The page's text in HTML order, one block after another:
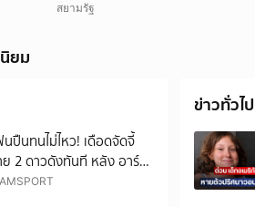
สยามรัฐ
ยม
นปืนทนไม่ไหว! เดือดจัดจี้
ย 2 ดาวดังทันที หลัง อาร์
น่อล พลิกล็อกพ่าย เรอัล เบ
ข่าวทั่วไป